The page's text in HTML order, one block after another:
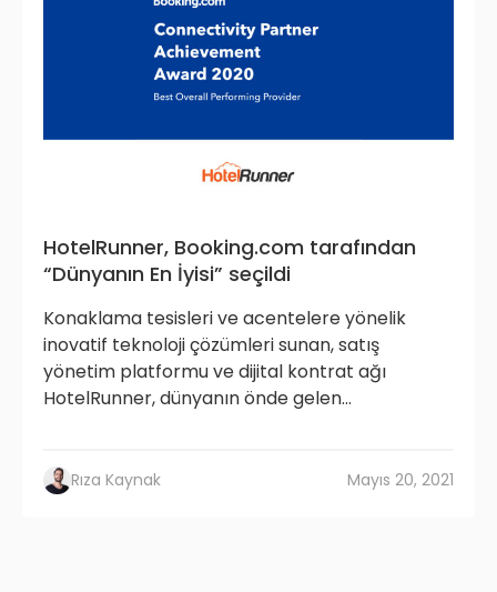
HotelRunner, Booking.com tarafından
“Dünyanın En İyisi” seçildi
Konaklama tesisleri ve acentelere yönelik
inovatif teknoloji çözümleri sunan, satış
yönetim platformu ve dijital kontrat ağı
HotelRunner, dünyanın önde gelen...
Rıza Kaynak Mayıs 20, 2021